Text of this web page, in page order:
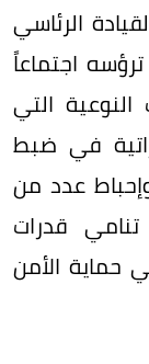
الرئاسي
اجتماعاً
النوعية التي
في ضبط
وإحباط عدد من
قدرات
حماية الأمن